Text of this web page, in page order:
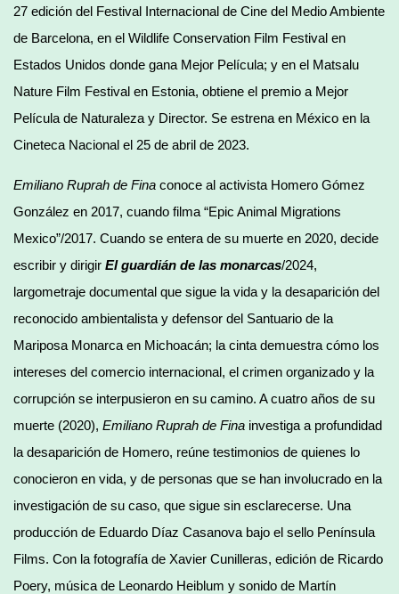
27 edición del Festival Internacional de Cine del Medio Ambiente
de Barcelona, en el Wildlife Conservation Film Festival en
Estados Unidos donde gana Mejor Película; y en el Matsalu
Nature Film Festival en Estonia, obtiene el premio a Mejor
Película de Naturaleza y Director. Se estrena en México en la
Cineteca Nacional el 25 de abril de 2023.
Emiliano Ruprah de Fina conoce al activista Homero Gómez
González en 2017, cuando filma “Epic Animal Migrations
Mexico”/2017. Cuando se entera de su muerte en 2020, decide
escribir y dirigir El guardián de las monarcas/2024,
largometraje documental que sigue la vida y la desaparición del
reconocido ambientalista y defensor del Santuario de la
Mariposa Monarca en Michoacán; la cinta demuestra cómo los
intereses del comercio internacional, el crimen organizado y la
corrupción se interpusieron en su camino. A cuatro años de su
muerte (2020), Emiliano Ruprah de Fina investiga a profundidad
la desaparición de Homero, reúne testimonios de quienes lo
conocieron en vida, y de personas que se han involucrado en la
investigación de su caso, que sigue sin esclarecerse. Una
producción de Eduardo Díaz Casanova bajo el sello Península
Films. Con la fotografía de Xavier Cunilleras, edición de Ricardo
Poery, música de Leonardo Heiblum y sonido de Martín